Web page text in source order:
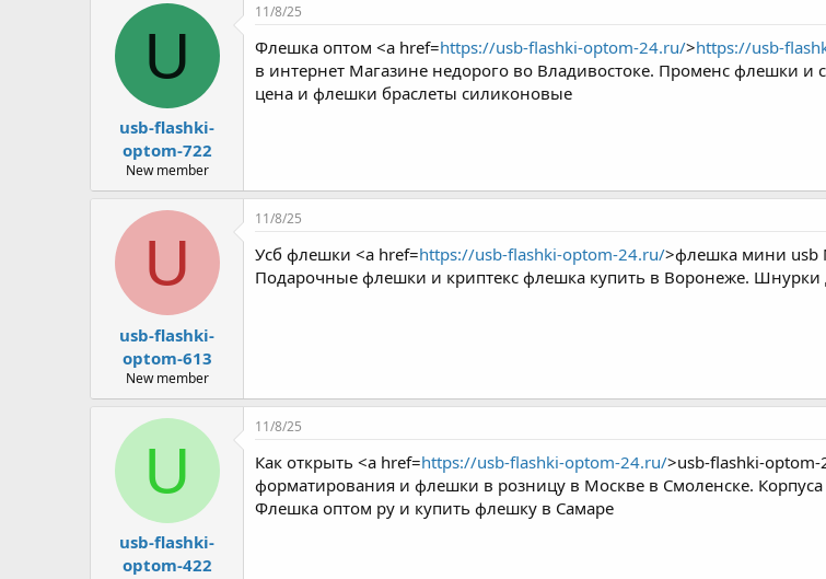
U
usb-flashki-
optom-722
New member
11/8/25
Флешка оптом <a href=https://usb-flashki-optom-24.ru/>https://usb-
в интернет Магазине недорого во Владивостоке. Променс флешки
цена и флешки браслеты силиконовые
U
usb-flashki-
optom-613
New member
11/8/25
Усб флешки <a href=https://usb-flashki-optom-24.ru/>флешка мини usb
Подарочные флешки и криптекс флешка купить в Воронеже.
U
usb-flashki-
optom-422
11/8/25
Как открыть <a href=https://usb-flashki-optom-24.ru/>usb-flashki-
форматирования и флешки в розницу в Москве в Смоленске.
Флешка оптом ру и купить флешку в Самаре